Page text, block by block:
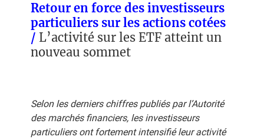
Retour en force des investisseurs
particuliers sur les actions cotées
/ L’activité sur les ETF atteint un
nouveau sommet
Selon les derniers chiffres publiés par l’Autorité
des marchés financiers, les investisseurs
particuliers ont fortement intensifié leur activité